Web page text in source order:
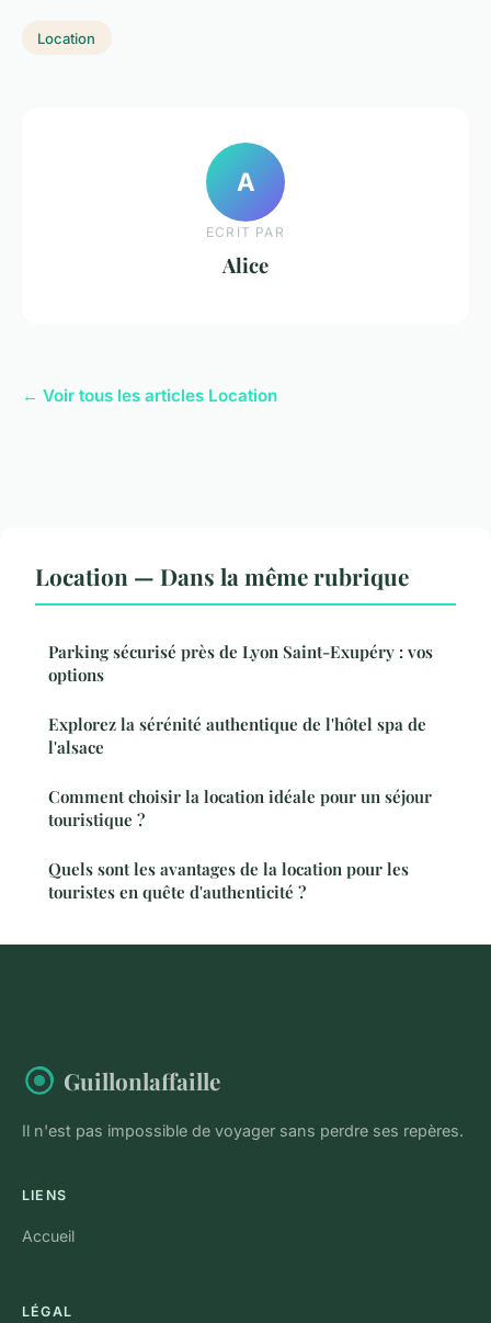
Location
A
ECRIT PAR
Alice
← Voir tous les articles Location
Location — Dans la même rubrique
Parking sécurisé près de Lyon Saint-Exupéry : vos
options
Explorez la sérénité authentique de l'hôtel spa de
l'alsace
Comment choisir la location idéale pour un séjour
touristique ?
Quels sont les avantages de la location pour les
touristes en quête d'authenticité ?
Guillonlaffaille
Il n'est pas impossible de voyager sans perdre ses repères.
LIENS
Accueil
LÉGAL